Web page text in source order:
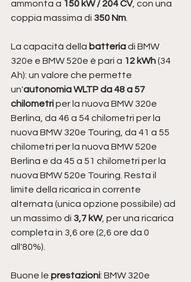
ammonta a 150 kW / 204 CV, con una
coppia massima di 350 Nm.
La capacità della batteria di BMW
320e e BMW 520e è pari a 12 kWh (34
Ah): un valore che permette
un'autonomia WLTP da 48 a 57
chilometri per la nuova BMW 320e
Berlina, da 46 a 54 chilometri per la
nuova BMW 320e Touring, da 41 a 55
chilometri per la nuova BMW 520e
Berlina e da 45 a 51 chilometri per la
nuova BMW 520e Touring. Resta il
limite della ricarica in corrente
alternata (unica opzione possibile) ad
un massimo di 3,7 kW, per una ricarica
completa in 3,6 ore (2,6 ore da 0
all'80%).
Buone le prestazioni: BMW 320e